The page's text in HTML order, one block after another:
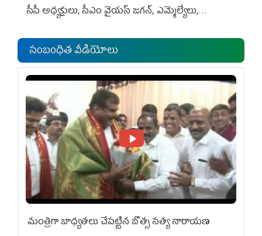
సీపీ అధ్య‌క్షులు, సీఎం వైయ‌స్ జ‌గ‌న్, ఎమ్మెల్యేలు,
సంబంధిత వీడియోలు
మంత్రిగా బాధ్యతలు చేపట్టిన బొత్స సత్య నారాయణ